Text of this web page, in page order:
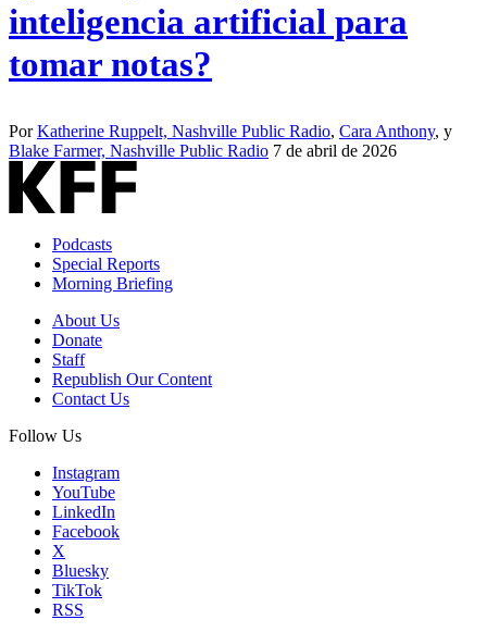
inteligencia artificial para
tomar notas?
PorKatherine Ruppelt, Nashville Public Radio, Cara Anthony, y
Blake Farmer, Nashville Public Radio 7 de abril de 2026
Podcasts
Special Reports
Morning Briefing
About Us
Donate
Staff
Republish Our Content
Contact Us
Follow Us
Instagram
YouTube
LinkedIn
Facebook
X
Bluesky
TikTok
RSS